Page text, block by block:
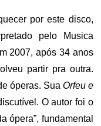
por este disco,
pelo Musica
2007, após 34 anos
partir pra outra.
óperas. Sua Orfeu e
O autor foi o
ópera”, fundamental